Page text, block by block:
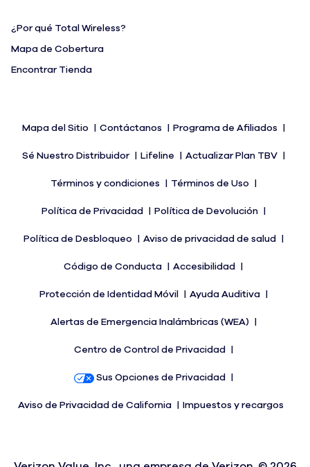
¿Por qué Total Wireless?
Mapa de Cobertura
Encontrar Tienda
Mapa del Sitio Contáctanos Programa de Afiliados
Sé Nuestro Distribuidor Lifeline Actualizar Plan TBV
Términos y condiciones Términos de Uso
Política de Privacidad Política de Devolución
Política de Desbloqueo Aviso de privacidad de salud
Código de Conducta Accesibilidad
Protección de Identidad Móvil Ayuda Auditiva
Alertas de Emergencia Inalámbricas (WEA)
Centro de Control de Privacidad
Sus Opciones de Privacidad
Aviso de Privacidad de California Impuestos y recargos